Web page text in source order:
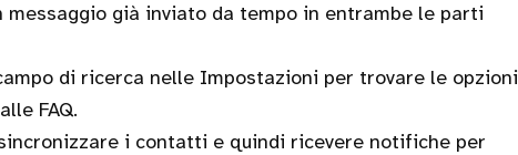
messaggio già inviato da tempo in entrambe le parti
di ricerca nelle Impostazioni per trovare le opzioni
FAQ.
i contatti e quindi ricevere notifiche per